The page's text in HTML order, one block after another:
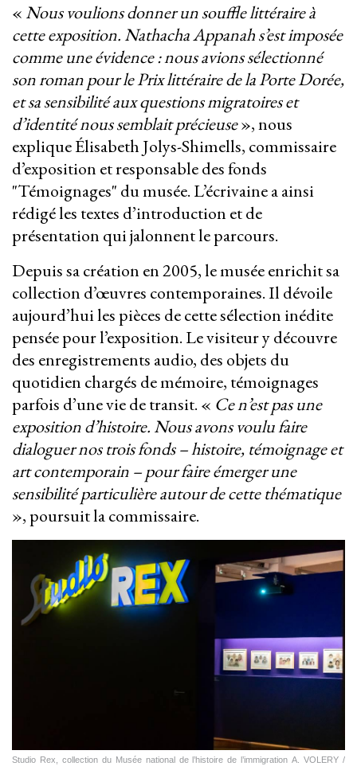
« Nous voulions donner un souffle littéraire à
cette exposition. Nathacha Appanah s’est imposée
comme une évidence : nous avions sélectionné
son roman pour le Prix littéraire de la Porte Dorée,
et sa sensibilité aux questions migratoires et
d’identité nous semblait précieuse», nous
explique Élisabeth Jolys-Shimells, commissaire
d’exposition et responsable des fonds
"Témoignages" du musée. L’écrivaine a ainsi
rédigé les textes d’introduction et de
présentation qui jalonnent le parcours.
Depuis sa création en 2005, le musée enrichit sa
collection d’œuvres contemporaines. Il dévoile
aujourd’hui les pièces de cette sélection inédite
pensée pour l’exposition. Le visiteur y découvre
des enregistrements audio, des objets du
quotidien chargés de mémoire, témoignages
parfois d’une vie de transit. « Ce n’est pas une
exposition d’histoire. Nous avons voulu faire
dialoguer nos trois fonds – histoire, témoignage et
art contemporain – pour faire émerger une
sensibilité particulière autour de cette thématique
», poursuit la commissaire.
Studio Rex, collection du Musée national de l’histoire de l’immigration A. VOLERY /